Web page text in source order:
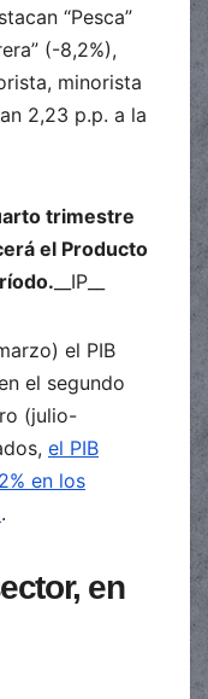
“Pesca”
(-8,2%),
minorista
2,23 p.p. a la
trimestre
el Producto
__IP__
el PIB
el segundo
(julio-
el PIB
en los
.
en